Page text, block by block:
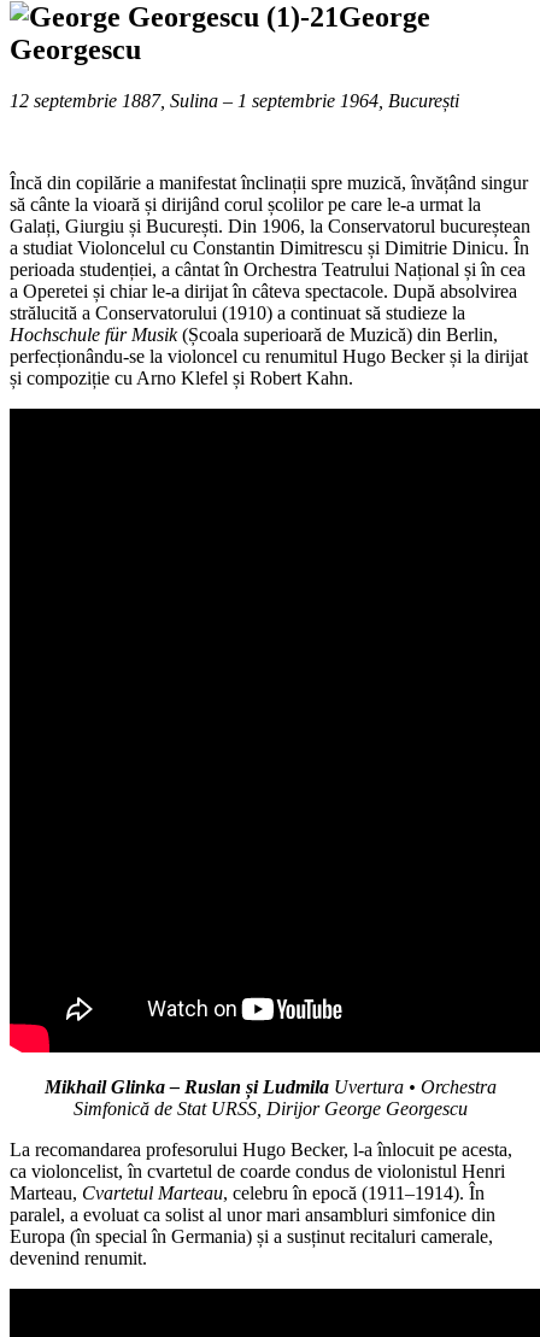
George
Georgescu
12 septembrie 1887, Sulina – 1 septembrie 1964, București
Încă din copilărie a manifestat înclinații spre muzică, învățând singur
să cânte la vioară și dirijând corul școlilor pe care le-a urmat la
Galați, Giurgiu și București. Din 1906, la Conservatorul bucureștean
a studiat Violoncelul cu Constantin Dimitrescu și Dimitrie Dinicu. În
perioada studenției, a cântat în Orchestra Teatrului Național și în cea
a Operetei și chiar le-a dirijat în câteva spectacole. După absolvirea
strălucită a Conservatorului (1910) a continuat să studieze la
Hochschule für Musik(Școala superioară de Muzică) din Berlin,
perfecționându-se la violoncel cu renumitul Hugo Becker și la dirijat
și compoziție cu Arno Klefel și Robert Kahn.
Mikhail Glinka – Ruslan și LudmilaUvertura • Orchestra
Simfonică de Stat URSS, Dirijor George Georgescu
La recomandarea profesorului Hugo Becker, l-a înlocuit pe acesta,
ca violoncelist, în cvartetul de coarde condus de violonistul Henri
Marteau, Cvartetul Marteau, celebru în epocă (1911–1914). În
paralel, a evoluat ca solist al unor mari ansambluri simfonice din
Europa (în special în Germania) și a susținut recitaluri camerale,
devenind renumit.